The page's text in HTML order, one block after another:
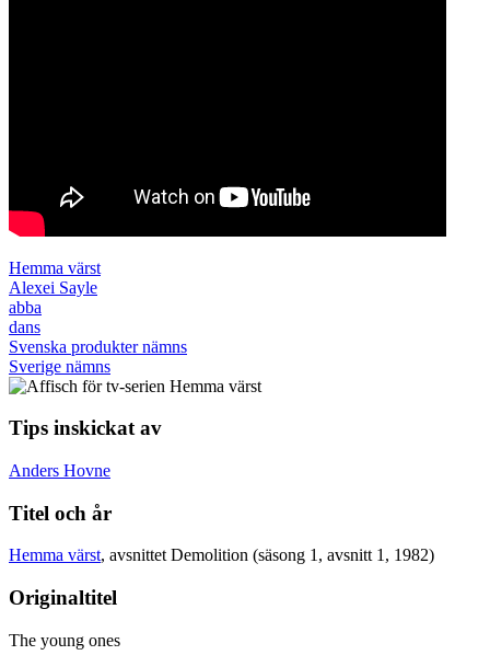
Hemma värst
Alexei Sayle
abba
dans
Svenska produkter nämns
Sverige nämns
Tips inskickat av
Anders Hovne
Titel och år
Hemma värst, avsnittet Demolition (säsong 1, avsnitt 1, 1982)
Originaltitel
The young ones